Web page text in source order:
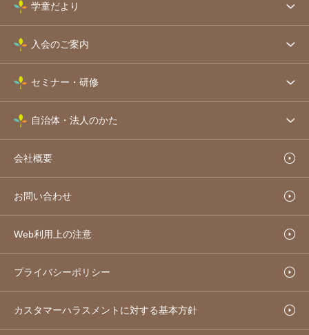
学童だより
入会のご案内
セミナー・研修
自治体・法人のかた
会社概要
お問い合わせ
Web利用上の注意
プライバシーポリシー
カスタマーハラスメントに対する基本方針